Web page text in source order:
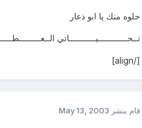
حلوه منك يا ابو ذعار
تــحــــــــــــيـــــــــــاتي
[/align]
قام بنشر May 13, 2003